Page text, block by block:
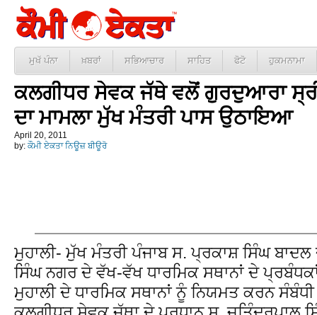
ਮੁਖੱ ਪੰਨਾ ਖ਼ਬਰਾਂ ਸਭਿਆਚਾਰ ਸਾਹਿਤ ਫੋਟੋ ਹੁਕਮਨਾਮਾ
ਕਲਗੀਧਰ ਸੇਵਕ ਜੱਥੇ ਵਲੋਂ ਗੁਰਦੁਆਰਾ
ਦਾ ਮਾਮਲਾ ਮੁੱਖ ਮੰਤਰੀ ਪਾਸ ਉਠਾਇਆ
April 20, 2011
by: ਕੌਮੀ ਏਕਤਾ ਨਿਊਜ਼ ਬੀਊਰੋ
ਮੁਹਾਲੀ- ਮੁੱਖ ਮੰਤਰੀ ਪੰਜਾਬ ਸ. ਪ੍ਰਕਾਸ਼ ਸਿੰਘ
ਸਿੰਘ ਨਗਰ ਦੇ ਵੱਖ-ਵੱਖ ਧਾਰਮਿਕ ਸਥਾਨਾਂ ਦੇ
ਮੁਹਾਲੀ ਦੇ ਧਾਰਮਿਕ ਸਥਾਨਾਂ ਨੂੰ ਨਿਯਮਤ ਕਰਨ